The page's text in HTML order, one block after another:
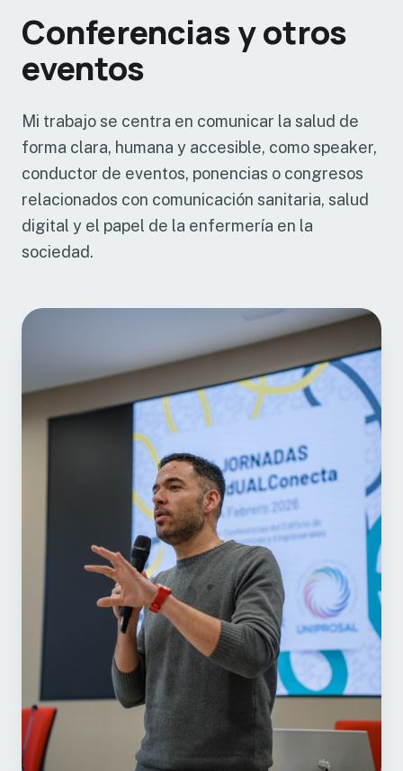
Conferencias y otros
eventos
Mi trabajo se centra en comunicar la salud de
forma clara, humana y accesible, como speaker,
conductor de eventos, ponencias o congresos
relacionados con comunicación sanitaria, salud
digital y el papel de la enfermería en la
sociedad.